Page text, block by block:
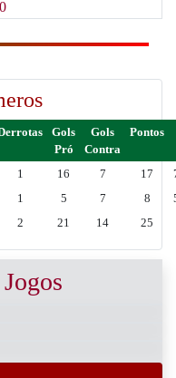
Gols
Pró
Gols
Contra
Pontos
1 16 7 17
1 5 7 8
2 21 14 25